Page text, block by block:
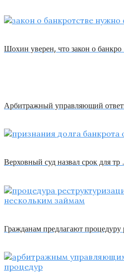
Шохин уверен, что закон о
Арбитражный управляющий
Верховный суд назвал срок для тр
Гражданам предлагают процедуру